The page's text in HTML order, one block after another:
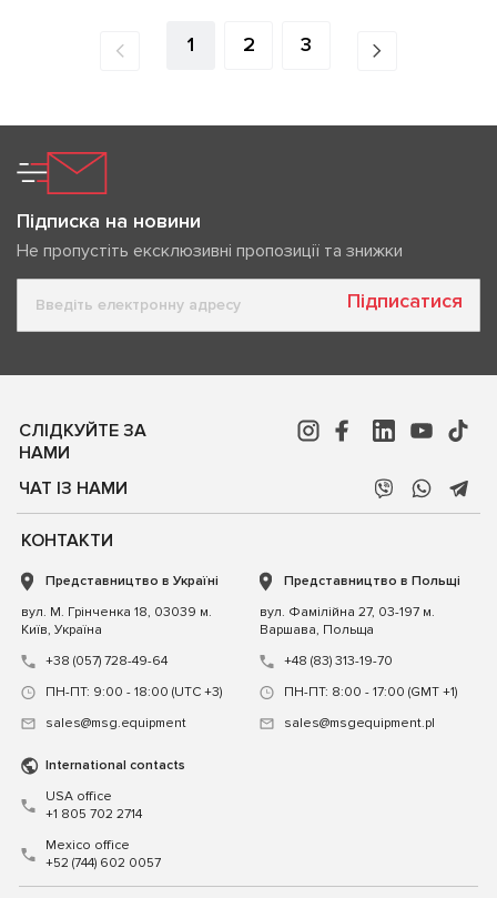
1 2 3
Підписка на новини
Не пропустіть ексклюзивні пропозиції та знижки
Підписатися
СЛІДКУЙТЕ ЗА
НАМИ
ЧАТ ІЗ НАМИ
КОНТАКТИ
Представництво в Україні
вул. М. Грінченка 18, 03039 м.
Київ, Україна
+38 (057) 728-49-64
ПН-ПТ: 9:00 - 18:00 (UTC +3)
sales@msg.equipment
Представництво в Польщі
вул. Фамілійна 27, 03-197 м.
Варшава, Польща
+48 (83) 313-19-70
ПН-ПТ: 8:00 - 17:00 (GMT +1)
sales@msgequipment.pl
International contacts
USA office
+1 805 702 2714
Mexico office
+52 (744) 602 0057